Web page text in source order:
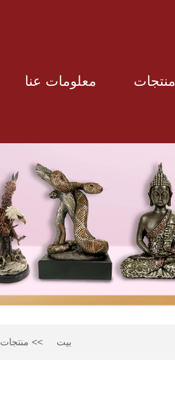
منتجات معلومات عنا
بيت منتجات